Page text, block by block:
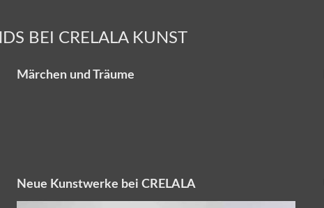
BEI CRELALA KUNST
Märchen und Träume
Neue Kunstwerke bei CRELALA